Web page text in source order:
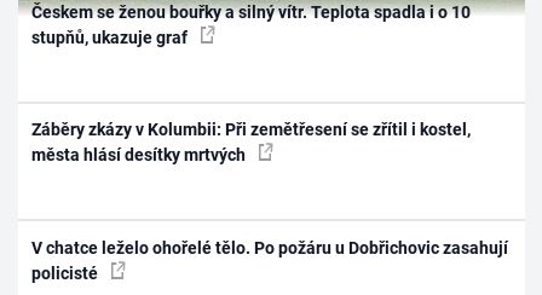
Českem se ženou bouřky a silný vítr. Teplota spadla i o 10
stupňů, ukazuje graf
Záběry zkázy v Kolumbii: Při zemětřesení se zřítil i kostel,
města hlásí desítky mrtvých
V chatce leželo ohořelé tělo. Po požáru u Dobřichovic zasahují
policisté